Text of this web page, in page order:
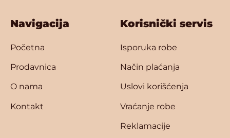
Navigacija
Početna
Prodavnica
O nama
Kontakt
Korisnički servis
Isporuka robe
Način plaćanja
Uslovi korišćenja
Vraćanje robe
Reklamacije